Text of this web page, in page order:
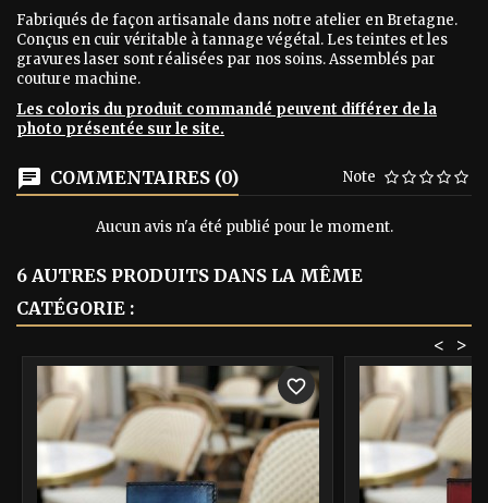
Fabriqués de façon artisanale dans notre atelier en Bretagne.
Conçus en cuir véritable à tannage végétal. Les teintes et les
gravures laser sont réalisées par nos soins. Assemblés par
couture machine.
Les coloris du produit commandé peuvent différer de la
photo présentée sur le site.
COMMENTAIRES (0) Note
Aucun avis n'a été publié pour le moment.
6 AUTRES PRODUITS DANS LA MÊME
CATÉGORIE :
>
<
favorite_border